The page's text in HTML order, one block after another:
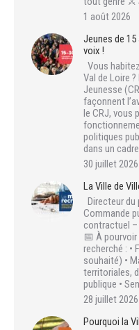
1 août 2026
Jeunes de
voix !
Vous
Val de Loire
Jeunesse
façonnent
le CRJ, vous
politiques
dans un
30 juillet 2026
La Ville de
Directeur du
Commande
contractuel –
📅 À
recherché : •
souhaité) •
territoriales,
publique •
28 juillet 2026
Pourquoi la